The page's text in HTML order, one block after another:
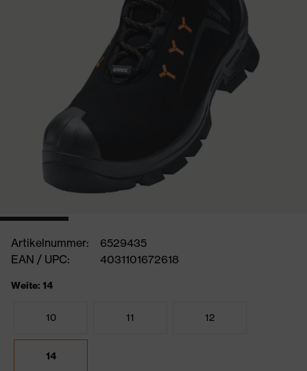
Artikelnummer:
6529435
EAN / UPC:
4031101672618
Weite: 14
10 11 12
14